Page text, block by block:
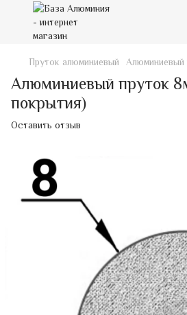
Пруток алюминиевый Алюминиевый
Алюминиевый пруток
покрытия)
Оставить отзыв